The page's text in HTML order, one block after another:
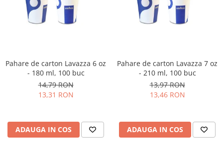
Pahare de carton Lavazza 6 oz
- 180 ml, 100 buc
14,79 RON
13,31 RON
ADAUGA IN COS
Pahare de carton Lavazza 7 oz
- 210 ml, 100 buc
13,97 RON
13,46 RON
ADAUGA IN COS